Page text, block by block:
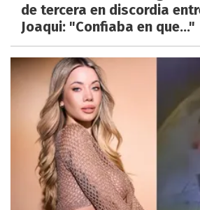
de tercera en discordia
Joaqui: "Confiaba en que..."